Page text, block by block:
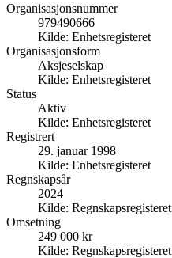
Organisasjonsnummer
979490666
Kilde: Enhetsregisteret
Organisasjonsform
Aksjeselskap
Kilde: Enhetsregisteret
Status
Aktiv
Kilde: Enhetsregisteret
Registrert
29. januar 1998
Kilde: Enhetsregisteret
Regnskapsår
2024
Kilde: Regnskapsregisteret
Omsetning
249 000 kr
Kilde: Regnskapsregisteret